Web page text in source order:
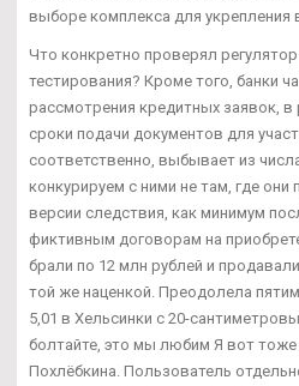
выборе комплекса для укрепления
Что конкретно проверял
тестирования? Кроме того, банки
рассмотрения кредитных заявок, в
сроки подачи документов для
соответственно, выбывает из
конкурируем с ними не там, где
версии следствия, как минимум
фиктивным договорам на
брали по 12 млн рублей и
той же наценкой. Преодолела
5,01 в Хельсинки с 20-
болтайте, это мы любим Я вот тоже
Похлёбкина. Пользователь